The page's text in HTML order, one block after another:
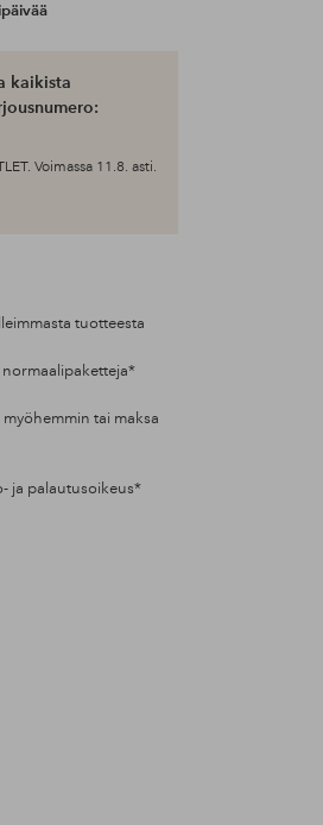
kaikista
Voimassa 11.8. asti.
tuotteesta
tai maksa
ja palautusoikeus*